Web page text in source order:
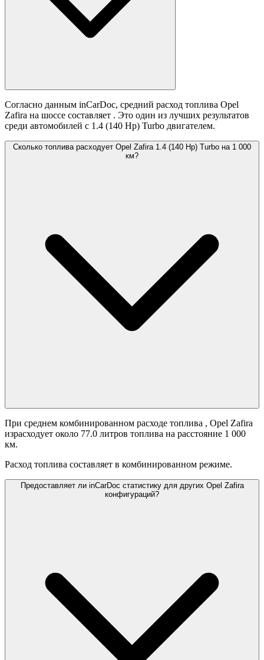
Согласно данным inCarDoc, средний расход топлива Opel
Zafira на шоссе составляет . Это один из лучших результатов
среди автомобилей с 1.4 (140 Hp) Turbo двигателем.
Сколько топлива расходует Opel Zafira 1.4 (140 Hp) Turbo на 1 000
км?
При среднем комбинированном расходе топлива , Opel Zafira
израсходует около 77.0 литров топлива на расстояние 1 000
км.
Расход топлива составляет в комбинированном режиме.
Предоставляет ли inCarDoc статистику для других Opel Zafira
конфигураций?